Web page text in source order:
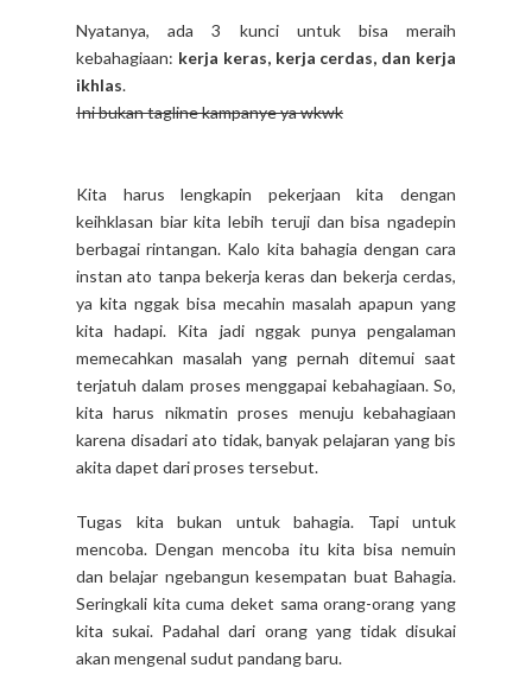
Nyatanya, ada 3 kunci untuk bisa meraih
kebahagiaan: kerja keras, kerja cerdas, dan kerja
ikhlas.
Ini bukan tagline kampanye ya wkwk
Kita harus lengkapin pekerjaan kita dengan
keihklasan biar kita lebih teruji dan bisa ngadepin
berbagai rintangan. Kalo kita bahagia dengan cara
instan ato tanpa bekerja keras dan bekerja cerdas,
ya kita nggak bisa mecahin masalah apapun yang
kita hadapi. Kita jadi nggak punya pengalaman
memecahkan masalah yang pernah ditemui saat
terjatuh dalam proses menggapai kebahagiaan. So,
kita harus nikmatin proses menuju kebahagiaan
karena disadari ato tidak, banyak pelajaran yang bis
akita dapet dari proses tersebut.
Tugas kita bukan untuk bahagia. Tapi untuk
mencoba. Dengan mencoba itu kita bisa nemuin
dan belajar ngebangun kesempatan buat Bahagia.
Seringkali kita cuma deket sama orang-orang yang
kita sukai. Padahal dari orang yang tidak disukai
akan mengenal sudut pandang baru.